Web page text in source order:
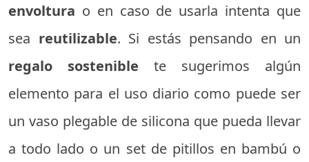
envoltura o en caso de usarla intenta que
sea reutilizable. Si estás pensando en un
regalo sostenible te sugerimos algún
elemento para el uso diario como puede ser
un vaso plegable de silicona que pueda llevar
a todo lado o un set de pitillos en bambú o